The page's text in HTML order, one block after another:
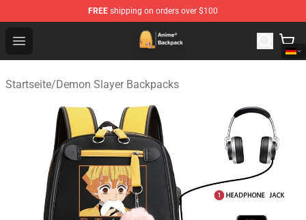
FREE shipping on orders over $100
Open menu
Anime Backpack Shop - Official Anime Backpack Store
Startseite/Demon Slayer Backpacks